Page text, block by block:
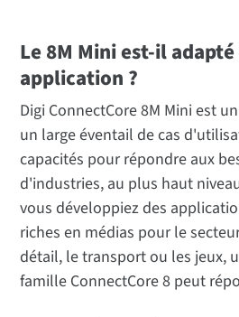
Le 8M Mini est-il
application ?
Digi ConnectCore 8M Mini est
un large éventail de cas
capacités pour répondre aux
d'industries, au plus haut
vous développiez des
riches en médias pour le
détail, le transport ou les jeux,
famille ConnectCore 8 peut